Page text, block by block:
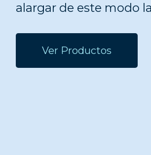
alargar de este modo
Ver Productos